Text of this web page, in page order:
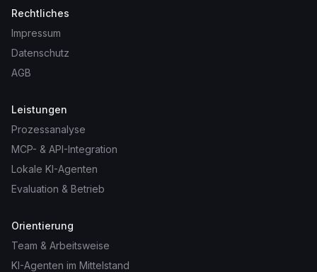
Rechtliches
Impressum
Datenschutz
AGB
Leistungen
Prozessanalyse
MCP- & API-Integration
Lokale KI-Agenten
Evaluation & Betrieb
Orientierung
Team & Arbeitsweise
KI-Agenten im Mittelstand